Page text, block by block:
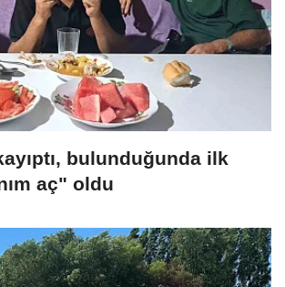
bulunduğunda ilk
aç" oldu